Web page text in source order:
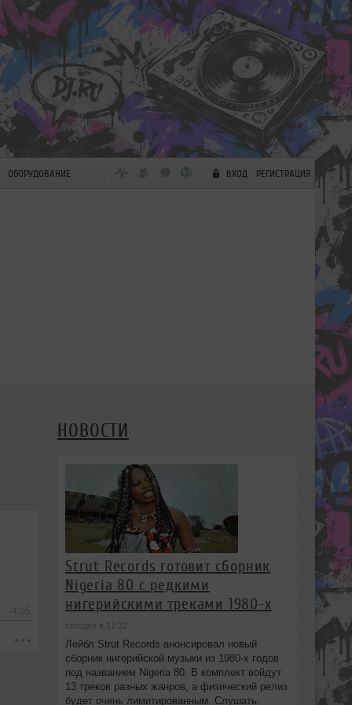
ОБОРУДОВАНИЕ ВХОД РЕГИСТРАЦИЯ
-4:05
НОВОСТИ
Strut Records готовит сборник
Nigeria 80 с редкими
нигерийскими треками 1980-х
сегодня в 17:32
Лейбл Strut Records анонсировал новый
сборник нигерийской музыки из 1980-х годов
под названием Nigeria 80. В комплект войдут
13 треков разных жанров, а физический релиз
будет очень лимитированным. Слушать.